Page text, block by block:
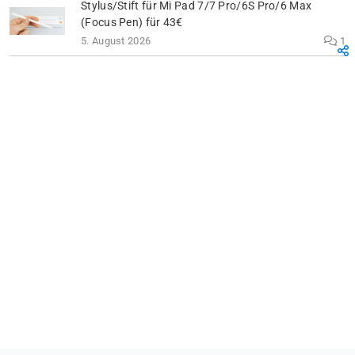
Stylus/Stift für Mi Pad 7/7 Pro/6S Pro/6 Max
(Focus Pen) für 43€
5. August 2026 1